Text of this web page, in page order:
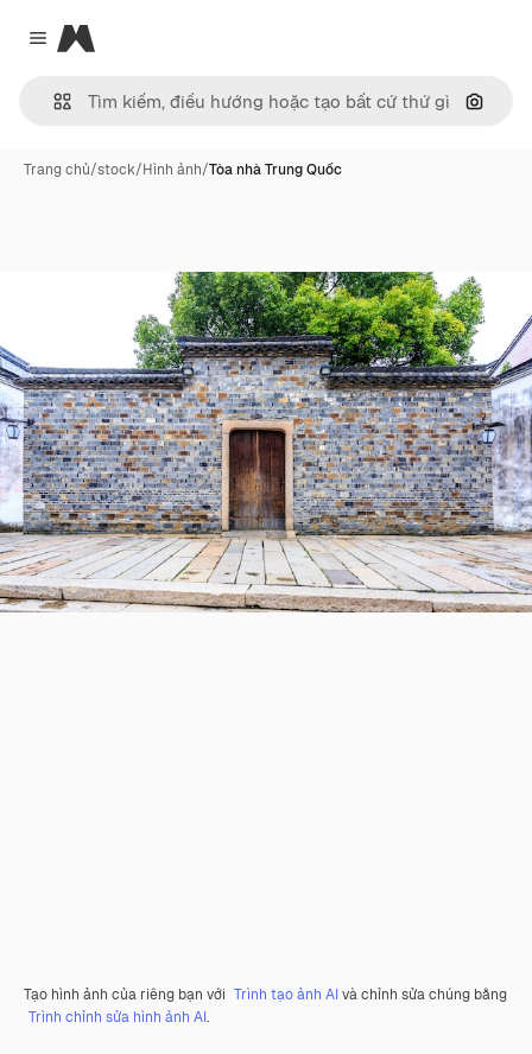
Close menu
Magnific
Tìm
Trang chủ/stock/Hình ảnh/Tòa nhà Trung Quốc
Tạo hình ảnh của riêng bạn với Trình tạo ảnh AIvà chỉnh sửa chúng bằng
Trình chỉnh sửa hình ảnh AI.